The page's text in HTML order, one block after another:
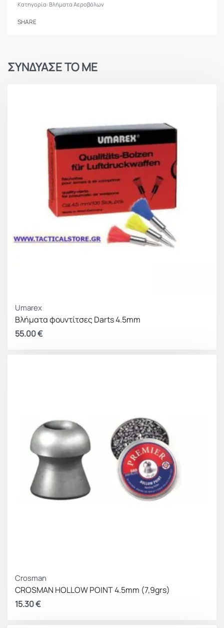
Κατηγορία:Βλήματα Αεροβόλων
SHARE
ΣΥΝΔΥΑΣΕ ΤΟ ΜΕ
Umarex
Βλήματα φουντίτσες Darts 4.5mm
55.00€
Crosman
CROSMAN HOLLOW POINT 4.5mm (7,9grs)
15.30€